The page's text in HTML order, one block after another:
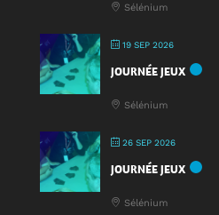
Sélénium
19 SEP 2026
JOURNÉE JEUX
Sélénium
26 SEP 2026
JOURNÉE JEUX
Sélénium